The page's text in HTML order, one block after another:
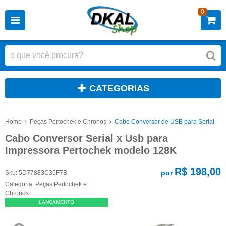
0
CATEGORIAS
Home Peças Pertochek e Chronos Cabo Conversor de USB para Serial
Cabo Conversor Serial x Usb para
Impressora Pertochek modelo 128K
Sku: 5D77883C35F7B
Categoria: Peças Pertochek e
Chronos
LANÇAMENTO
por R$ 198,00